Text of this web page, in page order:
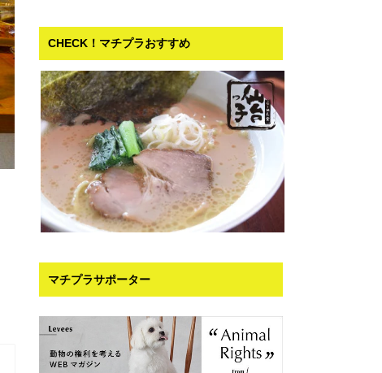
CHECK！マチプラおすすめ
マチプラサポーター